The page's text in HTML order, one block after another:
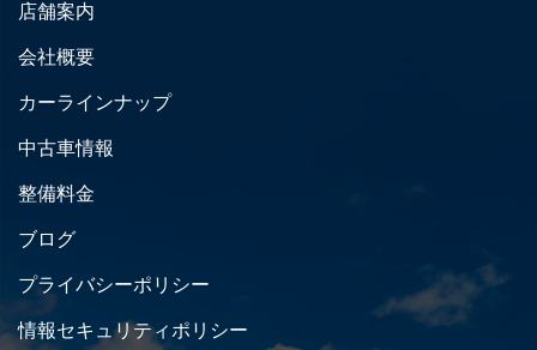
店舗案内
会社概要
カーラインナップ
中古車情報
整備料金
ブログ
プライバシーポリシー
情報セキュリティポリシー